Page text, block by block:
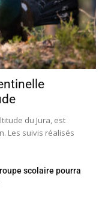
du Jura, est
Les suivis réalisés
scolaire pourra